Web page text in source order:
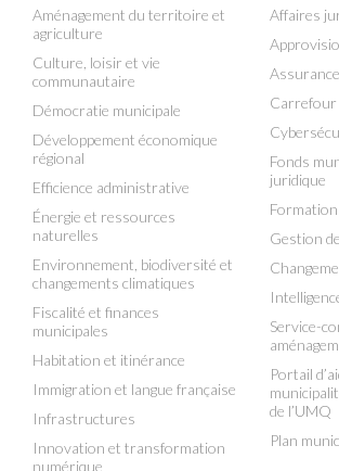
Aménagement du territoire et
agriculture
Culture, loisir et vie
communautaire
Démocratie municipale
Développement économique
régional
Efficience administrative
Énergie et ressources
naturelles
Environnement, biodiversité et
changements climatiques
Fiscalité et finances
municipales
Habitation et itinérance
Immigration et langue française
Infrastructures
Innovation et transformation
numérique
Affaires
Carrefour
Fonds
juridique
Formation
Gestion
Service-
Portail
de l’UMQ
Plan